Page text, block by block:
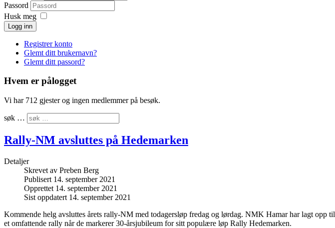
Passord
Husk meg
Logg inn
Registrer konto
Glemt ditt brukernavn?
Glemt ditt passord?
Hvem er pålogget
Vi har 712 gjester og ingen medlemmer på besøk.
søk …
Rally-NM avsluttes på Hedemarken
Detaljer
Skrevet av Preben Berg
Publisert 14. september 2021
Opprettet 14. september 2021
Sist oppdatert 14. september 2021
Kommende helg avsluttes årets rally-NM med todagersløp fredag og lørdag. NMK Hamar har lagt opp til
et omfattende rally når de markerer 30-årsjubileum for sitt populære løp Rally Hedemarken.